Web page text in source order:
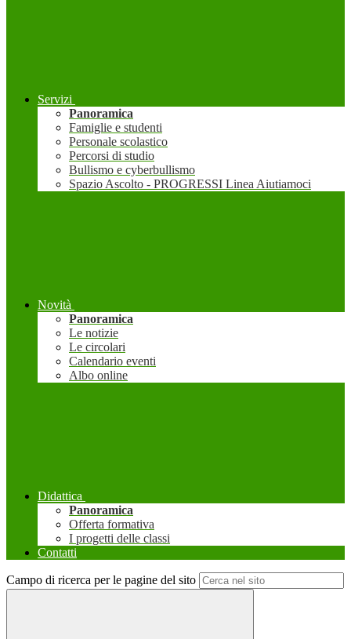
Servizi
Panoramica
Famiglie e studenti
Personale scolastico
Percorsi di studio
Bullismo e cyberbullismo
Spazio Ascolto - PROGRESSI Linea Aiutiamoci
Novità
Panoramica
Le notizie
Le circolari
Calendario eventi
Albo online
Didattica
Panoramica
Offerta formativa
I progetti delle classi
Contatti
Campo di ricerca per le pagine del sito